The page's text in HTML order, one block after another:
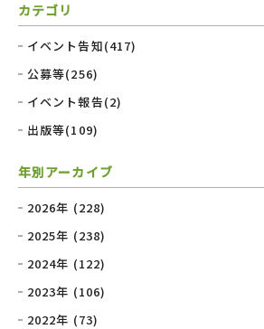
カテゴリ
イベント告知(417)
公募等(256)
イベント報告(2)
出版等(109)
年別アーカイブ
2026年 (228)
2025年 (238)
2024年 (122)
2023年 (106)
2022年 (73)